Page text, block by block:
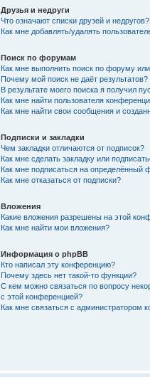
Друзья и недруги
Что означают списки друзей и недругов?
Как мне добавлять/удалять
Поиск по форумам
Как мне выполнить поиск по форуму
Почему мой поиск не даёт результатов?
В результате моего поиска я получил
Как мне найти пользователя
Как мне найти свои сообщения и
Подписки и закладки
Чем закладки отличаются от подписок?
Как мне сделать закладку или
Как мне подписаться на определённый
Как мне отказаться от подписки?
Вложения
Какие вложения разрешены на этой
Как мне найти мои вложения?
Информация о phpBB
Кто написал эту конференцию?
Почему здесь нет такой-то функции?
С кем можно связаться по вопросу
с этой конференцией?
Как мне связаться с администратором